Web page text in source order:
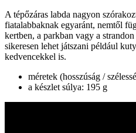
A tépőzáras labda nagyon
fiatalabbaknak egyaránt, nemtől
kertben, a parkban vagy a
sikeresen lehet játszani például
kedvencekkel is.
méretek (hosszúság /
a készlet súlya: 195 g